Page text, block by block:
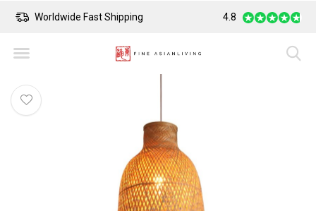
Worldwide Fast Shipping Safe Payment
4.8